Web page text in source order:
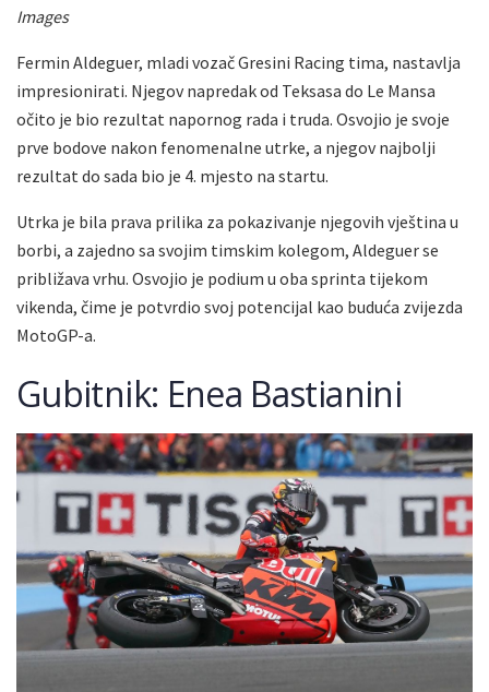
Images
Fermin Aldeguer, mladi vozač Gresini Racing tima, nastavlja
impresionirati. Njegov napredak od Teksasa do Le Mansa
očito je bio rezultat napornog rada i truda. Osvojio je svoje
prve bodove nakon fenomenalne utrke, a njegov najbolji
rezultat do sada bio je 4. mjesto na startu.
Utrka je bila prava prilika za pokazivanje njegovih vještina u
borbi, a zajedno sa svojim timskim kolegom, Aldeguer se
približava vrhu. Osvojio je podium u oba sprinta tijekom
vikenda, čime je potvrdio svoj potencijal kao buduća zvijezda
MotoGP-a.
Gubitnik: Enea Bastianini